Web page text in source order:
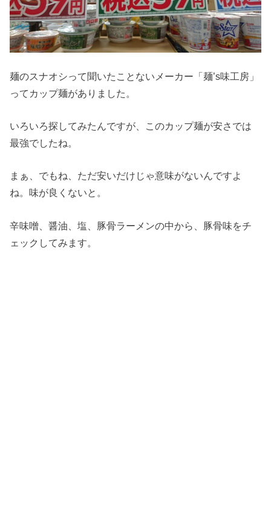
麺のスナオシって聞いたことないメーカー「麺’s味工房」
ってカップ麺がありました。
いろいろ探してみたんですが、このカップ麺が安さでは
最強でしたね。
まぁ、でもね、ただ安いだけじゃ意味がないんですよ
ね。味が良くないと。
辛味噌、醤油、塩、豚骨ラーメンの中から、豚骨味をチ
ェックしてみます。